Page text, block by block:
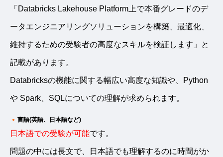
「Databricks Lakehouse Platform上で本番グレードのデ
ータエンジニアリングソリューションを構築、最適化、
維持するための受験者の高度なスキルを検証します」と
記載があります。
Databricksの機能に関する幅広い高度な知識や、Python
や Spark、SQLについての理解が求められます。
言語(英語、日本語など)
日本語での受験が可能です。
問題の中には長文で、日本語でも理解するのに時間がか